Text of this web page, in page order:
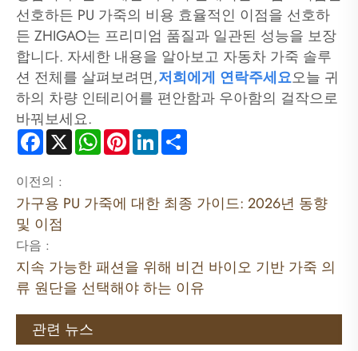
선호하든 PU 가죽의 비용 효율적인 이점을 선호하
든 ZHIGAO는 프리미엄 품질과 일관된 성능을 보장
합니다. 자세한 내용을 알아보고 자동차 가죽 솔루
션 전체를 살펴보려면,저희에게 연락주세요오늘 귀
하의 차량 인테리어를 편안함과 우아함의 걸작으로
바꿔보세요.
Facebook
X WhatsApp
PinterestLinkedIn
이전의 :
가구용 PU 가죽에 대한 최종 가이드: 2026년 동향
및 이점
다음 :
지속 가능한 패션을 위해 비건 바이오 기반 가죽 의
류 원단을 선택해야 하는 이유
관련 뉴스